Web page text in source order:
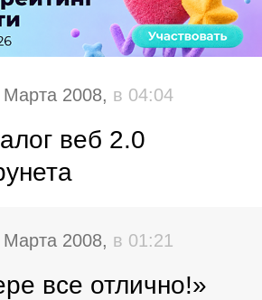
Марта 2008, в 04:04
веб 2.0
Марта 2008, в 01:21
все отлично!»